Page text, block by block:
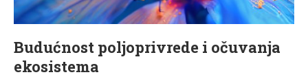
Budućnost poljoprivrede i očuvanja
ekosistema